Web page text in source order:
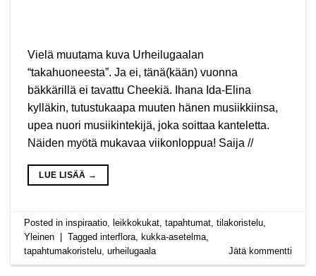
Vielä muutama kuva Urheilugaalan
“takahuoneesta”. Ja ei, tänä(kään) vuonna
bäkkärillä ei tavattu Cheekiä. Ihana Ida-Elina
kylläkin, tutustukaapa muuten hänen musiikkiinsa,
upea nuori musiikintekijä, joka soittaa kanteletta.
Näiden myötä mukavaa viikonloppua! Saija //
LUE LISÄÄ →
Posted ininspiraatio leikkokukat ,tapahtumat ,tilakoristelu
Yleinen
Taggedinterflora kukka-asetelma
tapahtumakoristelu ,urheilugaala Jätä kommentti